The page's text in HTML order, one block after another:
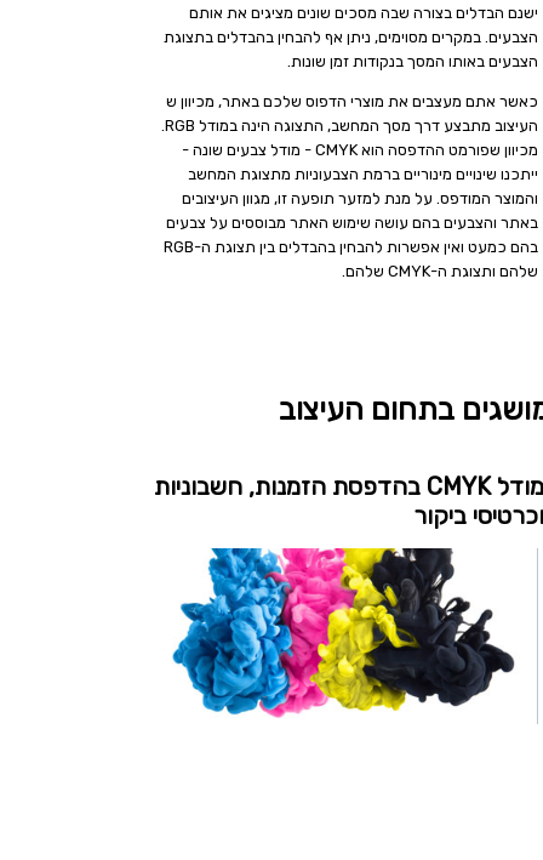
ישנם הבדלים בצורה שבה מסכים שונים מציגים את אותם
הצבעים. במקרים מסוימים, ניתן אף להבחין בהבדלים בתצוגת
הצבעים באותו המסך בנקודות זמן שונות.
כאשר אתם מעצבים את מוצרי הדפוס שלכם באתר, מכיוון ש
העיצוב מתבצע דרך מסך המחשב, התצוגה הינה במודל RGB.
מכיוון שפורמט ההדפסה הוא CMYK - מודל צבעים שונה -
ייתכנו שינויים מינוריים ברמת הצבעוניות מתצוגת המחשב
והמוצר המודפס. על מנת למזער תופעה זו, מגוון העיצובים
באתר והצבעים בהם עושה שימוש האתר מבוססים על צבעים
בהם כמעט ואין אפשרות להבחין בהבדלים בין תצוגת ה-RGB
שלהם ותצוגת ה-CMYK שלהם.
בתחום העיצוב
מודל CMYK בהדפסת הזמנות, חשבוניות
וכרטיסי ביקור